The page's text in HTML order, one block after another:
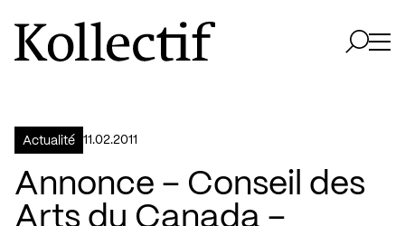
Aller à la page d'accueil
Logo Kollectif
Actualité 11.02.2011
Annonce – Conseil des
Arts du Canada –